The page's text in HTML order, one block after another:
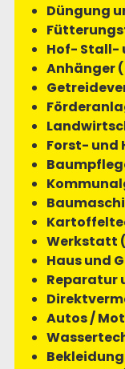
Düngung
Hof- Stall-
Anhänger
Forst- und
Werkstatt
Haus und
Reparatur
Autos /
Bekleidung